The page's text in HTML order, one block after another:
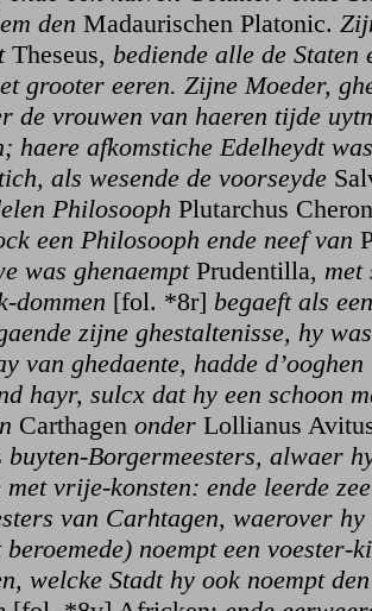
den Madaurischen Platonic.
Theseus, bediende alle de Staten
grooter eeren. Zijne Moeder,
de vrouwen van haeren tijde
haere afkomstiche Edelheydt
als wesende de voorseyde
Philosooph Plutarchus
een Philosooph ende neef van
was ghenaemptPrudentilla, met
dommen [fol. *8r] begaeft als
zijne ghestaltenisse, hy
van ghedaente, hadde d’ooghen
hayr, sulcx dat hy een schoon
Carthagen onder Lollianus
buyten-Borgermeesters, alwaer
met vrije-konsten: ende leerde
van Carhtagen, waerover hy
beroemede) noempt een voester-
welcke Stadt hy ook noempt